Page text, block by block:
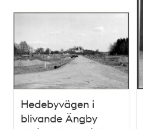
Hedebyvägen i
blivande Ängby